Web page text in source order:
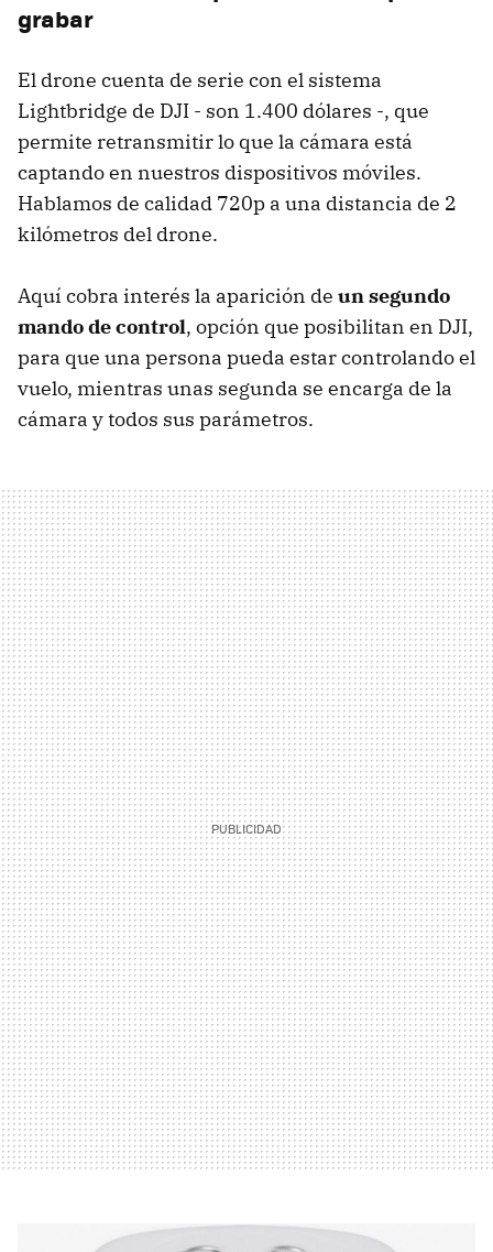
grabar
El drone cuenta de serie con el sistema
Lightbridge de DJI - son 1.400 dólares -, que
permite retransmitir lo que la cámara está
captando en nuestros dispositivos móviles.
Hablamos de calidad 720p a una distancia de 2
kilómetros del drone.
Aquí cobra interés la aparición de un segundo
mando de control, opción que posibilitan en DJI,
para que una persona pueda estar controlando el
vuelo, mientras unas segunda se encarga de la
cámara y todos sus parámetros.